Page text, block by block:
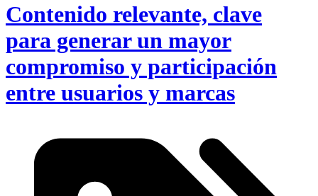
Contenido relevante, clave
para generar un mayor
compromiso y participación
entre usuarios y marcas